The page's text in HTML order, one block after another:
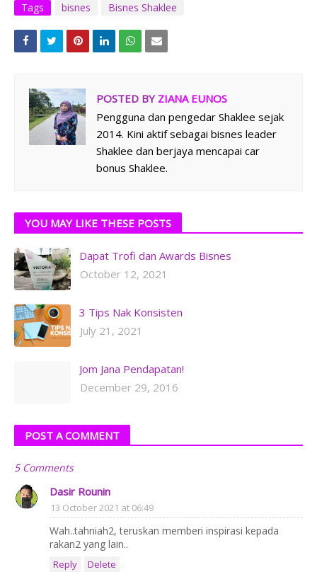
Tags bisnes Bisnes Shaklee
POSTED BYZIANA EUNOS
Pengguna dan pengedar Shaklee sejak
2014. Kini aktif sebagai bisnes leader
Shaklee dan berjaya mencapai car
bonus Shaklee.
YOU MAY LIKE THESE POSTS
Dapat Trofi dan Awards Bisnes
October 12, 2021
3 Tips Nak Konsisten
July 21, 2021
Jom Jana Pendapatan!
December 29, 2016
POST A COMMENT
5 Comments
Dasir Rounin
13 October 2021 at 06:49
Wah..tahniah2, teruskan memberi inspirasi kepada
rakan2 yang lain..
Reply Delete